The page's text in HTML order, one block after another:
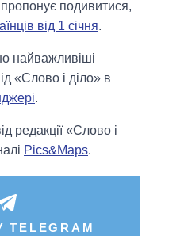
подивитися,
від 1 січня.
найважливіші
«Слово і діло» в
.
редакції «Слово і
Pics&Maps.